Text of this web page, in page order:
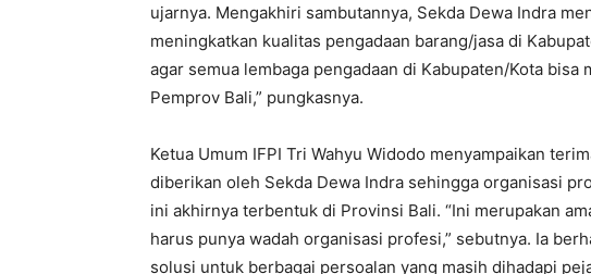
ujarnya. Mengakhiri sambutannya, Sekda Dewa Indra
meningkatkan kualitas pengadaan barang/jasa di
agar semua lembaga pengadaan di Kabupaten/Kota
Pemprov Bali,” pungkasnya.
Ketua Umum IFPI Tri Wahyu Widodo menyampaikan
diberikan oleh Sekda Dewa Indra sehingga organisasi
ini akhirnya terbentuk di Provinsi Bali. “Ini merupakan
harus punya wadah organisasi profesi,” sebutnya. Ia
solusi untuk berbagai persoalan yang masih dihadapi